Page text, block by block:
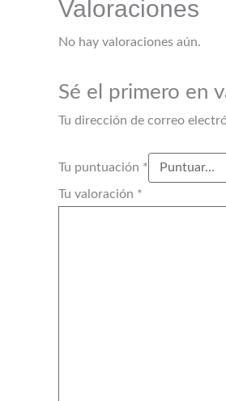
Valoraciones
No hay valoraciones aún.
Sé el primero en
Tu dirección de correo
Tu puntuación *
Tu valoración *